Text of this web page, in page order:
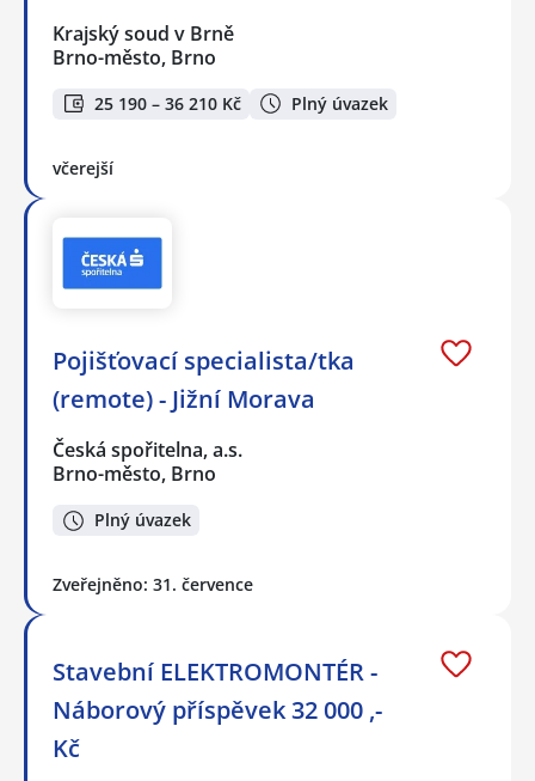
Krajský soud v Brně
Brno-město, Brno
25 190 – 36 210 Kč Plný úvazek
včerejší
Pojišťovací specialista/tka
(remote) - Jižní Morava
Česká spořitelna, a.s.
Brno-město, Brno
Plný úvazek
Zveřejněno: 31. července
Stavební ELEKTROMONTÉR -
Náborový příspěvek 32 000 ,-
Kč